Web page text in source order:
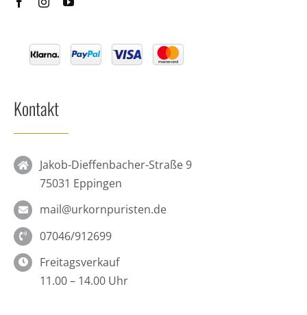
Kontakt
Jakob-Dieffenbacher-Straße 9
75031 Eppingen
mail@urkornpuristen.de
07046/912699
Freitagsverkauf
11.00 – 14.00 Uhr